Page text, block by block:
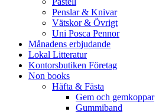
Penslar & Knivar
Vätskor & Övrigt
Uni Posca Pennor
Månadens erbjudande
Lokal Litteratur
Kontorsbutiken Företag
Non books
Häfta & Fästa
Gem och gemkoppar
Gummiband